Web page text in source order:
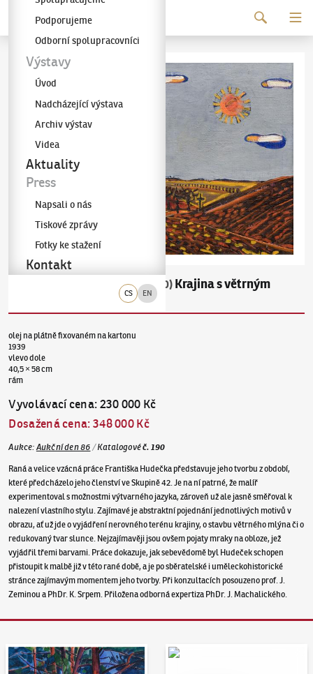
Galerie KODL
CS EN
Podporujeme
Odborní spolupracovníci
Výstavy
Úvod
Nadcházející výstava
Archiv výstav
Videa
Aktuality
Press
Napsali o nás
Tiskové zprávy
Fotky ke stažení
Kontakt
(1909–1990) Krajina s větrným
olej na plátně fixovaném na kartonu
1939
vlevo dole
40,5 × 58 cm
rám
Vyvolávací cena:230 000 Kč
Dosažená cena:348 000 Kč
Aukce: Aukční den 86 /Katalogovéč.190
Raná a velice vzácná práce Františka Hudečka představuje jeho tvorbu z období,
které předcházelo jeho členství ve Skupině 42. Je na ní patrné, že malíř
experimentoval s možnostmi výtvarného jazyka, zároveň už ale jasně směřoval k
nalezení vlastního stylu. Zajímavé je abstraktní pojednání jednotlivých motivů v
obrazu, ať už jde o vyjádření nerovného terénu krajiny, o stavbu větrného mlýna či o
redukovaný tvar slunce. Nejzajímavěji jsou ovšem pojaty mraky na obloze, jež
vyjádřil třemi barvami. Práce dokazuje, jak sebevědomě byl Hudeček schopen
přistoupit k malbě již v této rané době, a je po sběratelské i uměleckohistorické
stránce zajímavým momentem jeho tvorby. Při konzultacích posouzeno prof. J.
Zeminou a PhDr. K. Srpem. Přiložena odborná expertiza PhDr. J. Machalického.
Aukční den 95 Dražit online - Artslimit